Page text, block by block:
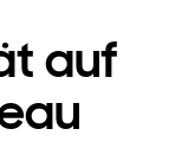
auf